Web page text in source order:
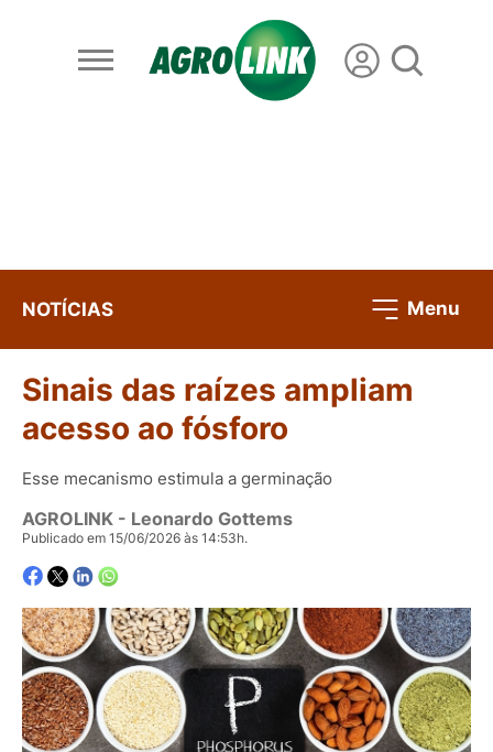
NOTÍCIAS Menu
Sinais das raízes ampliam
acesso ao fósforo
Esse mecanismo estimula a germinação
AGROLINK - Leonardo Gottems
Publicado em 15/06/2026 às 14:53h.